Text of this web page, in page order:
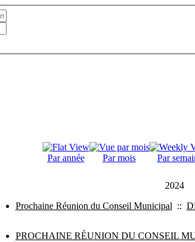
Par année Par mois Par
2024
Prochaine Réunion du Conseil Municipal::
PROCHAINE RÉUNION DU CONSEIL